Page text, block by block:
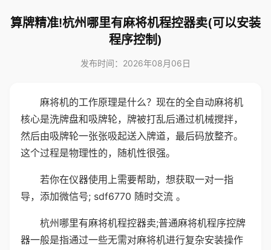
算牌精准!杭州哪里有麻将机程控器卖(可以安装
程序控制)
发布时间：2026年08月06日
麻将机的工作原理是什么？现在的全自动麻将机
核心是洗牌盘和吸牌轮，牌被打乱后通过机械搅拌，
然后由吸牌轮一张张吸起送入牌道，最后码放整齐。
这个过程是物理性的，随机性很强。
若你在仪器使用上需要帮助，想获取一对一指
导，添加微信号; sdf6770 随时交流 。
杭州哪里有麻将机程控器卖;普通麻将机程序控牌
器一般是指通过一些无需对麻将机进行复杂安装操作